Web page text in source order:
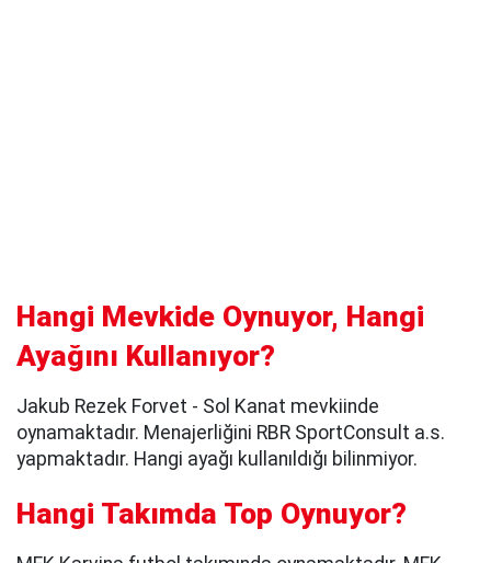
Hangi Mevkide Oynuyor, Hangi
Ayağını Kullanıyor?
Jakub Rezek Forvet - Sol Kanat mevkiinde
oynamaktadır. Menajerliğini RBR SportConsult a.s.
yapmaktadır. Hangi ayağı kullanıldığı bilinmiyor.
Hangi Takımda Top Oynuyor?